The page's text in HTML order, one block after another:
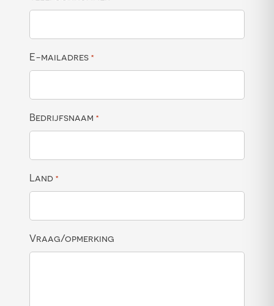
E-mailadres *
Bedrijfsnaam *
Land *
Vraag/opmerking